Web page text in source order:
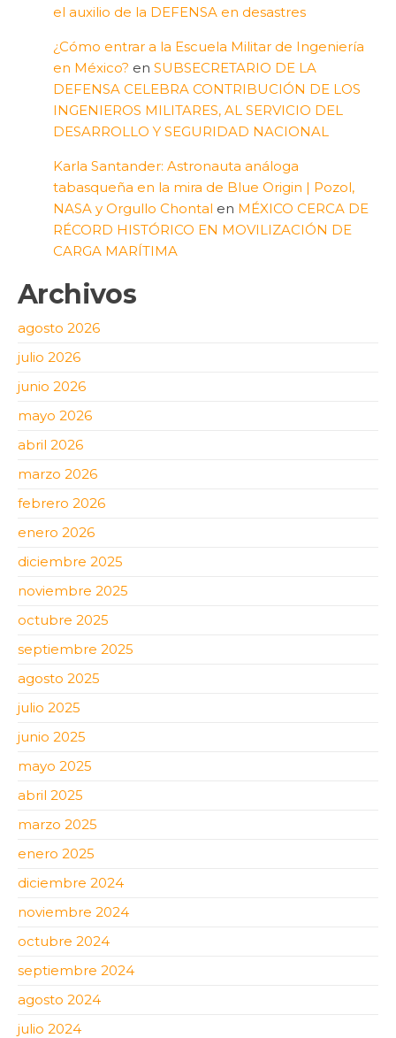
el auxilio de la DEFENSA en desastres
¿Cómo entrar a la Escuela Militar de Ingeniería
en México? en SUBSECRETARIO DE LA
DEFENSA CELEBRA CONTRIBUCIÓN DE LOS
INGENIEROS MILITARES, AL SERVICIO DEL
DESARROLLO Y SEGURIDAD NACIONAL
Karla Santander: Astronauta análoga
tabasqueña en la mira de Blue Origin | Pozol,
NASA y Orgullo Chontal en MÉXICO CERCA DE
RÉCORD HISTÓRICO EN MOVILIZACIÓN DE
CARGA MARÍTIMA
Archivos
agosto 2026
julio 2026
junio 2026
mayo 2026
abril 2026
marzo 2026
febrero 2026
enero 2026
diciembre 2025
noviembre 2025
octubre 2025
septiembre 2025
agosto 2025
julio 2025
junio 2025
mayo 2025
abril 2025
marzo 2025
enero 2025
diciembre 2024
noviembre 2024
octubre 2024
septiembre 2024
agosto 2024
julio 2024